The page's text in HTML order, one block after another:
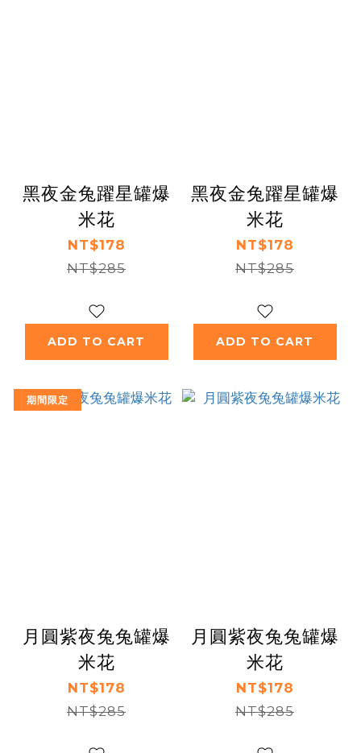
黑夜金兔躍星罐爆
米花
NT$178
NT$285
ADD TO CART
黑夜金兔躍星罐爆
米花
NT$178
NT$285
ADD TO CART
期間限定
月圓紫夜兔兔罐爆
米花
NT$178
NT$285
月圓紫夜兔兔罐爆
米花
NT$178
NT$285